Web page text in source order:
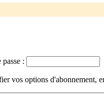
:
vos options d'abonnement,